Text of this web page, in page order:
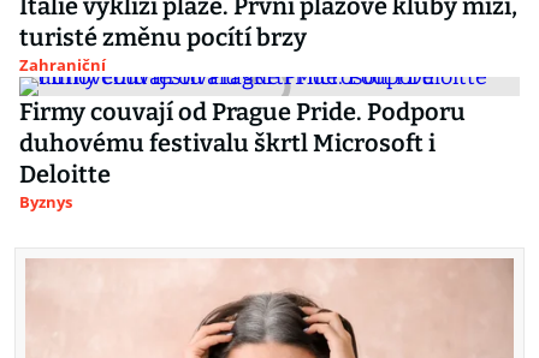
Itálie vyklízí pláže. První plážové kluby mizí,
turisté změnu pocítí brzy
Zahraniční
Firmy couvají od Prague Pride. Podporu
duhovému festivalu škrtl Microsoft i
Deloitte
Byznys